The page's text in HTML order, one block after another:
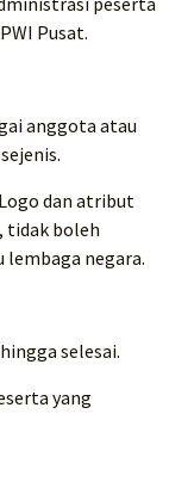
Pusat.
anggota atau
dan atribut
tidak boleh
lembaga negara.
selesai.
yang